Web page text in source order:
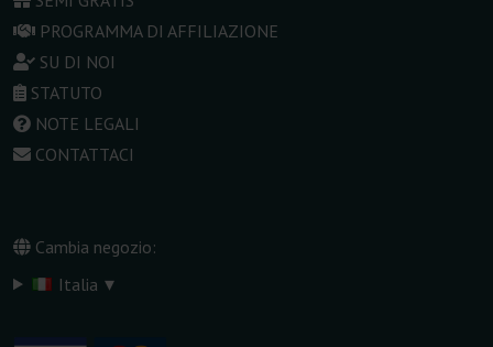
PROGRAMMA DI AFFILIAZIONE
SU DI NOI
STATUTO
NOTE LEGALI
CONTATTACI
Cambia negozio:
Italia ▾